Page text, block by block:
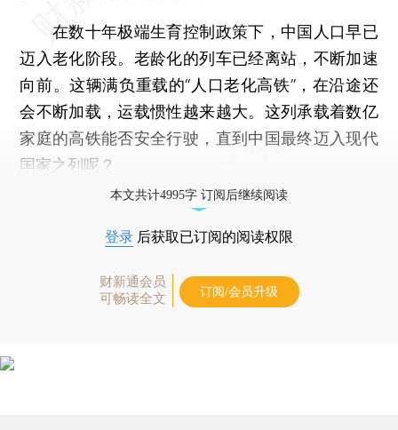
在数十年极端生育控制政策下，中国人口早已
迈入老化阶段。老龄化的列车已经离站，不断加速
向前。这辆满负重载的“人口老化高铁”，在沿途还
会不断加载，运载惯性越来越大。这列承载着数亿
家庭的高铁能否安全行驶，直到中国最终迈入现代
国家之列呢？
本文共计4995字 订阅后继续阅读
登录 后获取已订阅的阅读权限
财新通会员
可畅读全文
订阅/会员升级